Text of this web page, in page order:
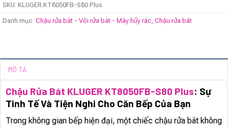
SKU: KLUGER.KT8050FB-S80 Plus
Danh mục: Chậu rửa bát - Vòi rửa bát - Máy hủy rác Chậu rửa bát
MÔ TẢ
Chậu Rửa Bát KLUGER KT8050FB-S80 Plus: Sự
Tinh Tế Và Tiện Nghi Cho Căn Bếp Của Bạn
Trong không gian bếp hiện đại, một chiếc chậu rửa bát không